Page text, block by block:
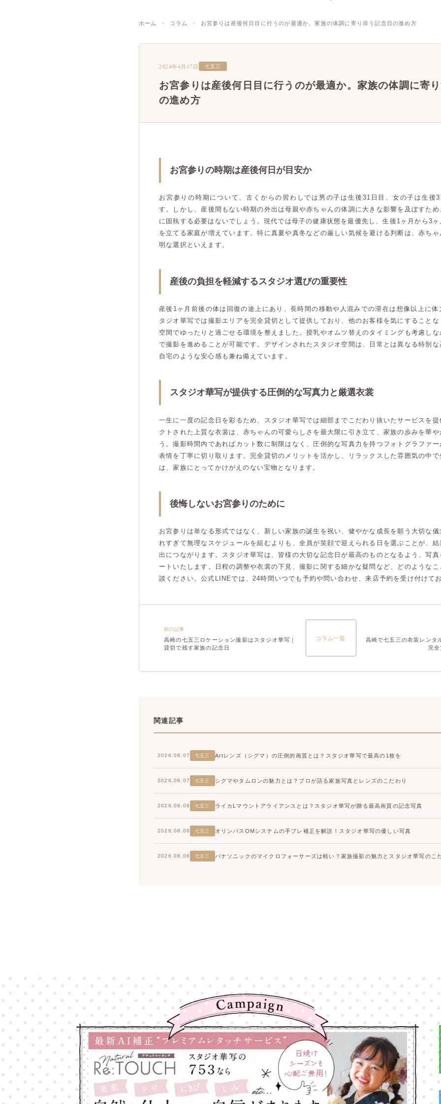
ホーム コラム お宮参りは産後何日目に行うのが最適か。家族の体調に寄り添う記念日の進め方
2024年4月17日 七五三
お宮参りは産後何日目に行うのが最適か。家族の体調に寄
の進め方
お宮参りの時期は産後何日が目安か
お宮参りの時期について、古くからの習わしでは男の子は生後31日目、女の子は生後
す。しかし、産後間もない時期の外出は母親や赤ちゃんの体調に大きな影響を及ぼすた
に固執する必要はないでしょう。現代では母子の健康状態を最優先し、生後1ヶ月から3
を立てる家庭が増えています。特に真夏や真冬などの厳しい気候を避ける判断は、赤ち
明な選択といえます。
産後の負担を軽減するスタジオ選びの重要性
産後1ヶ月前後の体は回復の途上にあり、長時間の移動や人混みでの滞在は想像以上に
タジオ華写では撮影エリアを完全貸切として提供しており、他のお客様を気にすること
空間でゆったりと過ごせる環境を整えました。授乳やオムツ替えのタイミングも考慮し
で撮影を進めることが可能です。デザインされたスタジオ空間は、日常とは異なる特別
自宅のような安心感も兼ね備えています。
スタジオ華写が提供する圧倒的な写真力と厳選衣裳
一生に一度の記念日を彩るため、スタジオ華写では細部までこだわり抜いたサービスを
クトされた上質な衣裳は、赤ちゃんの可愛らしさを最大限に引き立て、家族の歩みを華
う。撮影時間内であればカット数に制限はなく、圧倒的な写真力を持つフォトグラファ
表情を丁寧に切り取ります。完全貸切のメリットを活かし、リラックスした雰囲気の中
は、家族にとってかけがえのない宝物となります。
後悔しないお宮参りのために
お宮参りは単なる形式ではなく、新しい家族の誕生を祝い、健やかな成長を願う大切な
れすぎて無理なスケジュールを組むよりも、全員が笑顔で迎えられる日を選ぶことが、
出につながります。スタジオ華写は、皆様の大切な記念日が最高のものとなるよう、写
ートいたします。日程の調整や衣裳の下見、撮影に関する細かな疑問など、どのような
談ください。公式LINEでは、24時間いつでも予約や問い合わせ、来店予約を受け付けて
前の記事
高崎の七五三ロケーション撮影はスタジオ華写｜
貸切で残す家族の記念日
コラム一覧
高崎で七五三の衣装レンタ
完
関連記事
2026.08.07 七五三 Artレンズ（シグマ）の圧倒的画質とは？スタジオ華写で最高の1枚を
2026.08.07 七五三 シグマやタムロンの魅力とは？プロが語る家族写真とレンズのこだわり
2026.08.06 七五三 ライカLマウントアライアンスとは？スタジオ華写が贈る最高画質の記念写真
2026.08.06 七五三 オリンパスOMシステムの手ブレ補正を解説！スタジオ華写の優しい写真
2026.08.06 七五三 パナソニックのマイクロフォーサーズは軽い？家族撮影の魅力とスタジオ華写のこ